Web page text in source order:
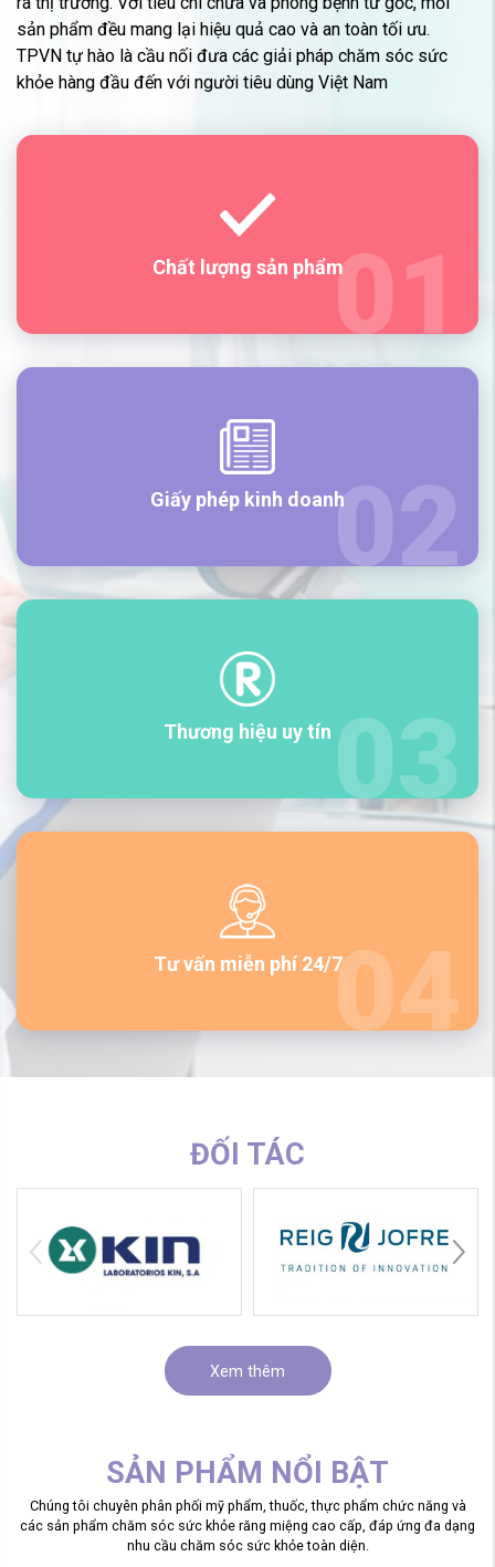
sản phẩm đều mang lại hiệu quả cao và an toàn tối ưu.
TPVN tự hào là cầu nối đưa các giải pháp chăm sóc sức
khỏe hàng đầu đến với người tiêu dùng Việt Nam
Chất lượng sản phẩm
Giấy phép kinh doanh
Thương hiệu uy tín
Tư vấn miễn phí 24/7
ĐỐI TÁC
Xem thêm
SẢN PHẨM NỔI BẬT
Chúng tôi chuyên phân phối mỹ phẩm, thuốc, thực phẩm chức năng và
các sản phẩm chăm sóc sức khỏe răng miệng cao cấp, đáp ứng đa dạng
nhu cầu chăm sóc sức khỏe toàn diện.